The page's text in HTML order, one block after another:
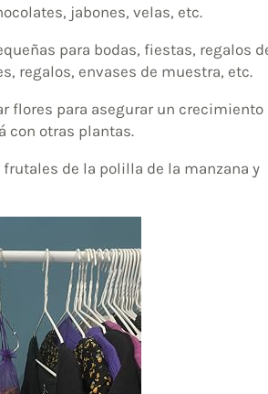
jabones, velas, etc.
para bodas, fiestas, regalos
regalos, envases de muestra, etc.
flores para asegurar un crecimiento
con otras plantas.
frutales de la polilla de la manzana y